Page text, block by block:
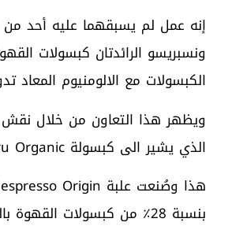
إنه عمل لم يسبقهما عليه أحد
ونسبريسو الرائدتان كبسولات
الكبسولات مع الالومنيوم المعاد
الذي يشير الى كبسولة Master Origins Peru Organic.
بنسبة 28٪ من كبسولات القهوة باللون الأخضر النابض بالحياة كما يخضع التاج والزر الضاغط لنفس العلاج.